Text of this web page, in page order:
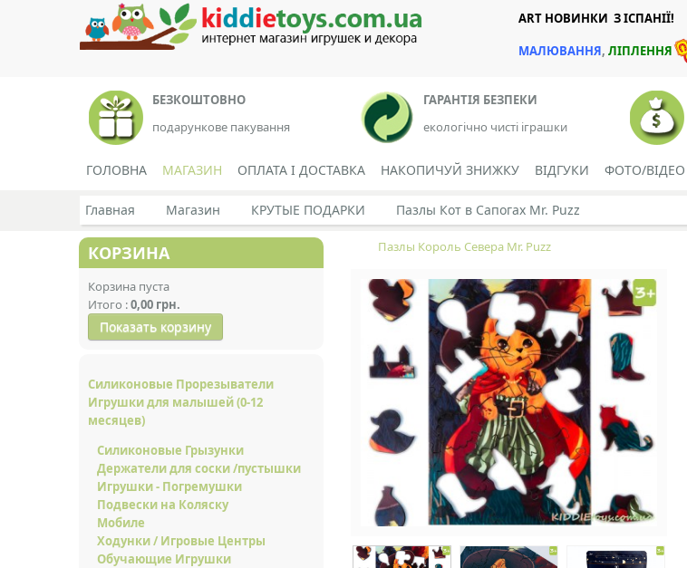
ART НОВИНКИ З ІСПАНІЇ!
МАЛЮВАННЯ, ЛІПЛЕННЯ
БЕЗКОШТОВНО
подарункове пакування
ГАРАНТІЯ БЕЗПЕКИ
екологічно чисті іграшки
ГОЛОВНА МАГАЗИН ОПЛАТА І ДОСТАВКА НАКОПИЧУЙ ЗНИЖКУ ВІДГУКИ ФОТО/ВІДЕО
Главная Магазин КРУТЫЕ ПОДАРКИ Пазлы Кот в Сапогах Mr. Puzz
КОРЗИНА
Корзина пуста
Итого :0,00 грн.
Показать корзину
Силиконовые Прорезыватели
Игрушки для малышей (0-12
месяцев)
Силиконовые Грызунки
Держатели для соски /пустышки
Игрушки - Погремушки
Подвески на Коляску
Мобиле
Ходунки / Игровые Центры
Обучающие Игрушки
Пазлы Король Севера Mr. Puzz